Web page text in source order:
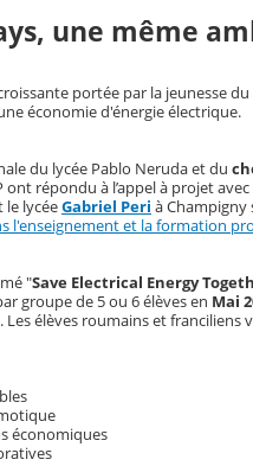
une même
portée par la jeunesse
économie d'énergie électrique.
du lycée Pablo Neruda et du
ont répondu à l’appel à projet
le lycéeGabriel Peri à
l'enseignement et la formation
"Save Electrical Energy
groupe de 5 ou 6 élèves en Mai
Les élèves roumains et franciliens
économiques